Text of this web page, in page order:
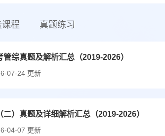
课程 真题练习
综真题及解析汇总（2019-2026）
07-24 更新
）真题及详细解析汇总（2019-2026）
04-07 更新